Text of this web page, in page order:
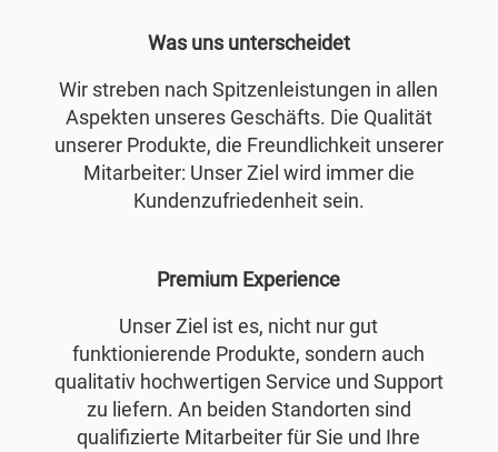
Was uns unterscheidet
Wir streben nach Spitzenleistungen in allen
Aspekten unseres Geschäfts. Die Qualität
unserer Produkte, die Freundlichkeit unserer
Mitarbeiter: Unser Ziel wird immer die
Kundenzufriedenheit sein.
Premium Experience
Unser Ziel ist es, nicht nur gut
funktionierende Produkte, sondern auch
qualitativ hochwertigen Service und Support
zu liefern. An beiden Standorten sind
qualifizierte Mitarbeiter für Sie und Ihre